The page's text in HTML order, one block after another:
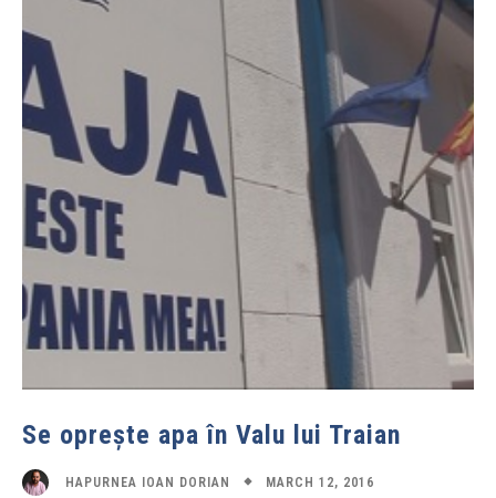
Se oprește apa în Valu lui Traian
HAPURNEA IOAN DORIAN MARCH 12, 2016